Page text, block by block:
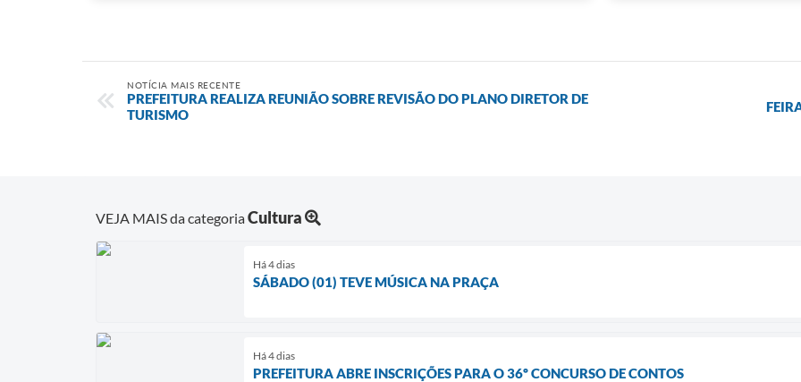
NOTÍCIA MAIS RECENTE
PREFEITURA REALIZA REUNIÃO SOBRE REVISÃO DO PLANO DIRETOR DE
TURISMO
VEJA MAIS da categoriaCultura
Há 4 dias
SÁBADO (01) TEVE MÚSICA NA PRAÇA
Há 4 dias
PREFEITURA ABRE INSCRIÇÕES PARA O 36º CONCURSO DE CONTOS